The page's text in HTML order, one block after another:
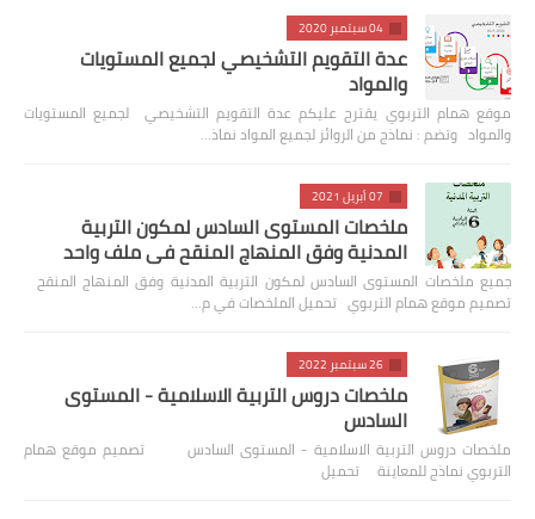
04 سبتمبر 2020
عدة التقويم التشخيصي لجميع المستويات
والمواد
موقع همام التربوي يقترح عليكم عدة التقويم التشخيصي لجميع المستويات
والمواد وتضم : نماذج من الروائز لجميع المواد نماذ…
07 أبريل 2021
ملخصات المستوى السادس لمكون التربية
المدنية وفق المنهاج المنقح في ملف واحد
جميع ملخصات المستوى السادس لمكون التربية المدنية وفق المنهاج المنقح
تصميم موقع همام التربوي تحميل الملخصات في م…
26 سبتمبر 2022
ملخصات دروس التربية الاسلامية - المستوى
السادس
ملخصات دروس التربية الاسلامية - المستوى السادس تصميم موقع همام
التربوي نماذج للمعاينة تحميل